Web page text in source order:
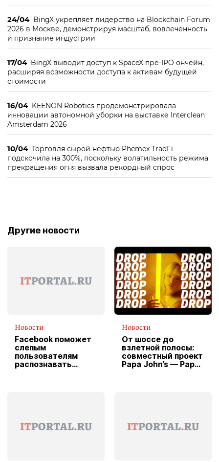
24/04 BingX укрепляет лидерство на Blockchain Forum
2026 в Москве, демонстрируя масштаб, вовлечённость
и признание индустрии
17/04 BingX выводит доступ к SpaceX пре-IPO ончейн,
расширяя возможности доступа к активам будущей
стоимости
16/04 KEENON Robotics продемонстрировала
инновации автономной уборки на выставке Interclean
Amsterdam 2026
10/04 Торговля сырой нефтью Phemex TradFi
подскочила на 300%, поскольку волатильность режима
прекращения огня вызвала рекордный спрос
Другие новости
Новости
Facebook поможет
слепым
пользователям
распознавать
Новости
От шоссе до
взлетной полосы:
совместный проект
Papa John’s — Papa
вводит